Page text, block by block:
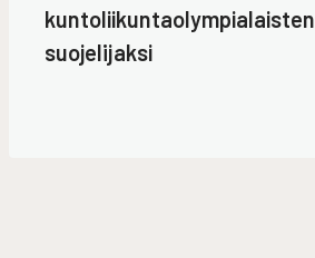
kuntoliikuntaolympialaisten
suojelijaksi